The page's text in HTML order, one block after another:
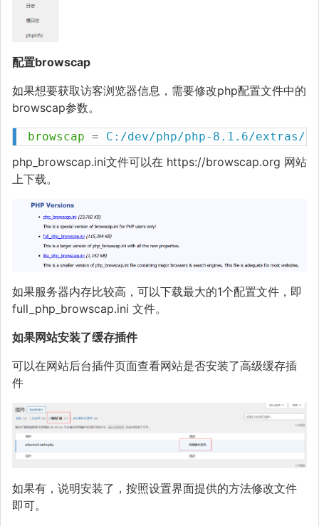
配置browscap
如果想要获取访客浏览器信息，需要修改php配置文件中的
browscap参数。
browscap = C:/dev/php/php-8.1.6/extras/
php_browscap.ini文件可以在 https://browscap.org 网站
上下载。
如果服务器内存比较高，可以下载最大的1个配置文件，即
full_php_browscap.ini 文件。
如果网站安装了缓存插件
可以在网站后台插件页面查看网站是否安装了高级缓存插
件
如果有，说明安装了，按照设置界面提供的方法修改文件
即可。